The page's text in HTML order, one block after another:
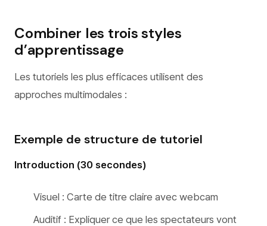
Combiner les trois styles
d’apprentissage
Les tutoriels les plus efficaces utilisent des
approches multimodales :
Exemple de structure de tutoriel
Introduction (30 secondes)
Visuel : Carte de titre claire avec webcam
Auditif : Expliquer ce que les spectateurs vont